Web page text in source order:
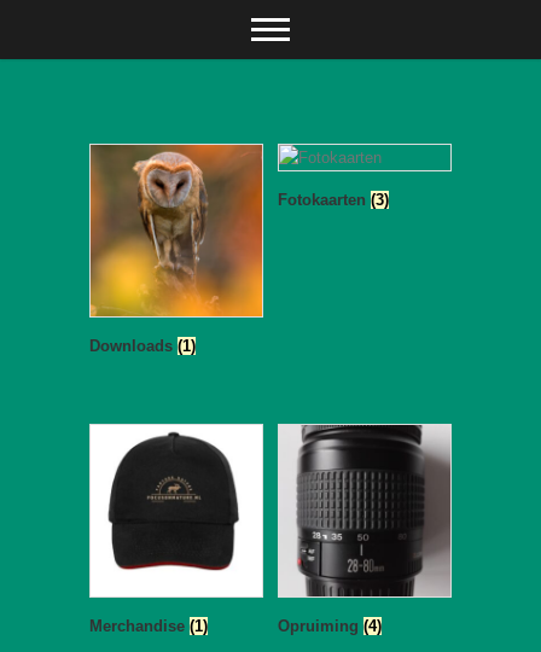
de
Downloads (1)
Fotokaarten (3)
Merchandise (1) Opruiming (4)